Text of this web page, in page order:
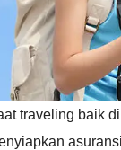
traveling baik